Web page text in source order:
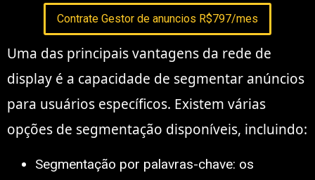
Contrate Gestor de anuncios R$797/mes
Uma das principais vantagens da rede de
display é a capacidade de segmentar anúncios
para usuários específicos. Existem várias
opções de segmentação disponíveis, incluindo:
Segmentação por palavras-chave: os